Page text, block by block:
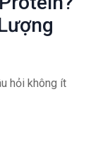
hỏi không ít